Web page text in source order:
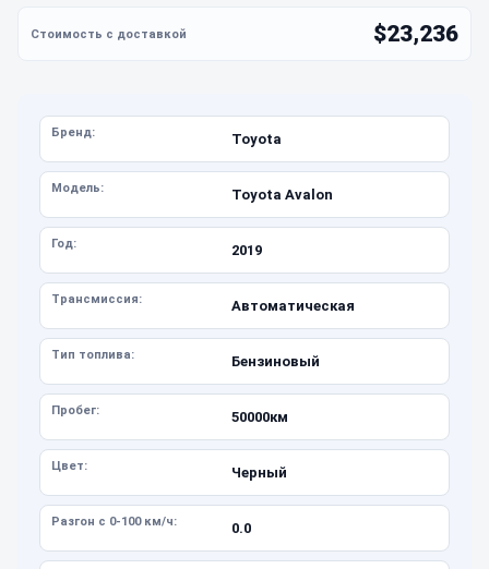
$23,236
Бренд: Toyota
Модель: Toyota Avalon
Год: 2019
Трансмиссия: Автоматическая
Тип топлива: Бензиновый
Пробег: 50000км
Цвет: Черный
Разгон с 0-100 км/ч: 0.0